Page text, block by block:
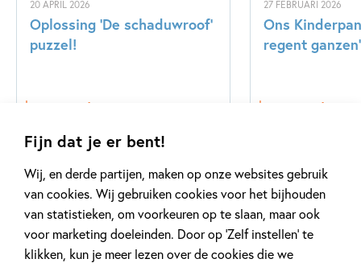
Fijn dat je er bent!
Wij, en derde partijen, maken op onze websites gebruik
van cookies. Wij gebruiken cookies voor het bijhouden
van statistieken, om voorkeuren op te slaan, maar ook
voor marketing doeleinden. Door op ‘Zelf instellen’ te
klikken, kun je meer lezen over de cookies die we
20 APRIL 2026
Oplossing ‘De schaduwroof’
puzzel!
Lees meer
27 FEBRUARI 2026
Ons
regent ganzen’
Lees meer
Bekijk alle artikelen